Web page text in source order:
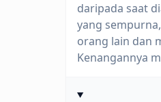
daripada saat
yang
orang lain dan
Kenangannya